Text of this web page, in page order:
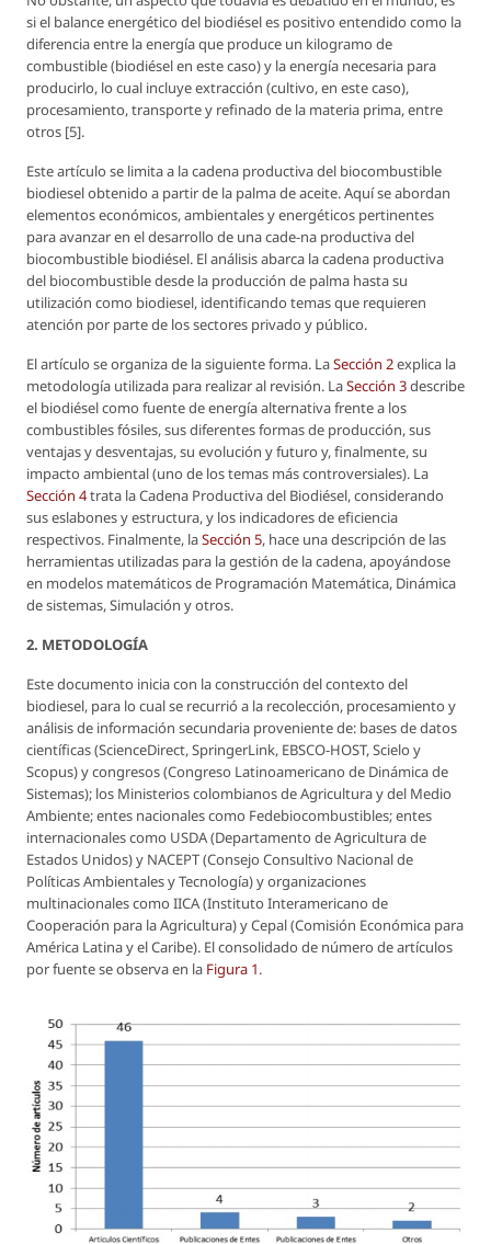
si el balance energético del biodiésel es positivo entendido como la
diferencia entre la energía que produce un kilogramo de
combustible (biodiésel en este caso) y la energía necesaria para
producirlo, lo cual incluye extracción (cultivo, en este caso),
procesamiento, transporte y refinado de la materia prima, entre
otros [5].
Este artículo se limita a la cadena productiva del biocombustible
biodiesel obtenido a partir de la palma de aceite. Aquí se abordan
elementos económicos, ambientales y energéticos pertinentes
para avanzar en el desarrollo de una cade-na productiva del
biocombustible biodiésel. El análisis abarca la cadena productiva
del biocombustible desde la producción de palma hasta su
utilización como biodiesel, identificando temas que requieren
atención por parte de los sectores privado y público.
El artículo se organiza de la siguiente forma. LaSección 2explica la
metodología utilizada para realizar al revisión. LaSección 3describe
el biodiésel como fuente de energía alternativa frente a los
combustibles fósiles, sus diferentes formas de producción, sus
ventajas y desventajas, su evolución y futuro y, finalmente, su
impacto ambiental (uno de los temas más controversiales). La
Sección 4trata la Cadena Productiva del Biodiésel, considerando
sus eslabones y estructura, y los indicadores de eficiencia
respectivos. Finalmente, laSección 5, hace una descripción de las
herramientas utilizadas para la gestión de la cadena, apoyándose
en modelos matemáticos de Programación Matemática, Dinámica
de sistemas, Simulación y otros.
2. METODOLOGÍA
Este documento inicia con la construcción del contexto del
biodiesel, para lo cual se recurrió a la recolección, procesamiento y
análisis de información secundaria proveniente de: bases de datos
científicas (ScienceDirect, SpringerLink, EBSCO-HOST, Scielo y
Scopus) y congresos (Congreso Latinoamericano de Dinámica de
Sistemas); los Ministerios colombianos de Agricultura y del Medio
Ambiente; entes nacionales como Fedebiocombustibles; entes
internacionales como USDA (Departamento de Agricultura de
Estados Unidos) y NACEPT (Consejo Consultivo Nacional de
Políticas Ambientales y Tecnología) y organizaciones
multinacionales como IICA (Instituto Interamericano de
Cooperación para la Agricultura) y Cepal (Comisión Económica para
América Latina y el Caribe). El consolidado de número de artículos
por fuente se observa en la Figura 1.